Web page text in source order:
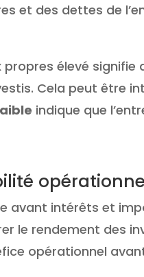
et des dettes de
élevé signifie
Cela peut être
indique que
avant intérêts et
le rendement des
opérationnel